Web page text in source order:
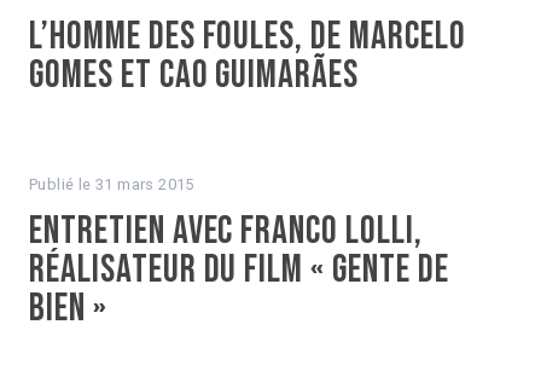
L’Homme des foules, de Marcelo
Gomes et Cao Guimarães
Publié le31 mars 2015
Entretien avec Franco Lolli,
réalisateur du film « Gente de
bien »